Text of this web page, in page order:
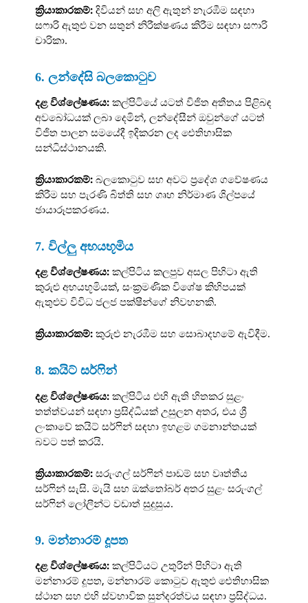
ක්‍රියාකාරකම්: දිවියන් සහ අලි ඇතුන් නැරඹීම සඳහා
සෆාරි ඇතුළු වන සතුන් නිරීක්ෂණය කිරීම සඳහා සෆාරි
චාරිකා.
6. ලන්දේසි බලකොටුව
දළ විශ්ලේෂණය: කල්පිටියේ යටත් විජිත අතීතය පිළිබඳ
අවබෝධයක් ලබා දෙමින්, ලන්දේසීන් ඔවුන්ගේ යටත්
විජිත පාලන සමයේදී ඉදිකරන ලද ඓතිහාසික
සන්ධිස්ථානයකි.
ක්‍රියාකාරකම්: බලකොටුව සහ අවට ප්‍රදේශ ගවේෂණය
කිරීම සහ පැරණි බිත්ති සහ ගෘහ නිර්මාණ ශිල්පයේ
ඡායාරූපකරණය.
7. විල්ලු අභයභූමිය
දළ විශ්ලේෂණය: කල්පිටිය කලපුව අසල පිහිටා ඇති
කුරුළු අභයභූමියක්, සංක්‍රමණික විශේෂ කිහිපයක්
ඇතුළුව විවිධ ජලජ පක්ෂීන්ගේ නිවහනකි.
ක්‍රියාකාරකම්: කුරුළු නැරඹීම සහ සොබාදහමේ ඇවිදීම.
8. කයිට් සර්ෆින්
දළ විශ්ලේෂණය: කල්පිටිය එහි ඇති හිතකර සුළං
තත්ත්වයන් සඳහා ප්‍රසිද්ධියක් උසුලන අතර, එය ශ්‍රී
ලංකාවේ කයිට් සර්ෆින් සඳහා ඉහළම ගමනාන්තයක්
බවට පත් කරයි.
ක්‍රියාකාරකම්: සරුංගල් සර්ෆින් පාඩම් සහ වෘත්තීය
සර්ෆින් සැසි. මැයි සහ ඔක්තෝබර් අතර සුළං සරුංගල්
සර්ෆින් ලෝලීන්ට වඩාත් සුදුසුය.
9. මන්නාරම් දූපත
දළ විශ්ලේෂණය: කල්පිටියට උතුරින් පිහිටා ඇති
මන්නාරම් දූපත, මන්නාරම් කොටුව ඇතුළු ඓතිහාසික
ස්ථාන සහ එහි ස්වභාවික සුන්දරත්වය සඳහා ප්‍රසිද්ධය.